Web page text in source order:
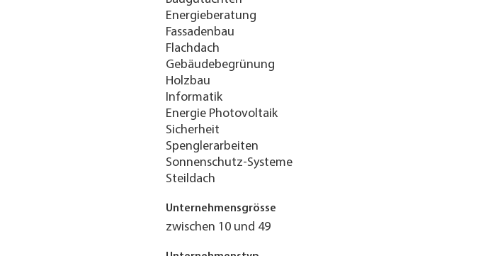
Energieberatung
Fassadenbau
Flachdach
Gebäudebegrünung
Holzbau
Informatik
Energie Photovoltaik
Sicherheit
Spenglerarbeiten
Sonnenschutz-Systeme
Steildach
Unternehmensgrösse
zwischen 10 und 49